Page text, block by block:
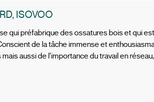
ISOVOO
qui préfabrique des ossatures bois et qui
de la tâche immense et
aussi de l’importance du travail en réseau,